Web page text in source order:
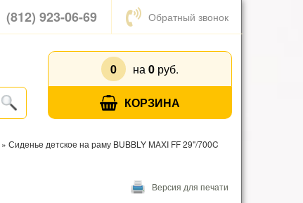
(812) 923-06-69 Обратный звонок
0 на 0руб.
КОРЗИНА
» Сиденье детское на раму BUBBLY MAXI FF 29"/700C
Версия для печати